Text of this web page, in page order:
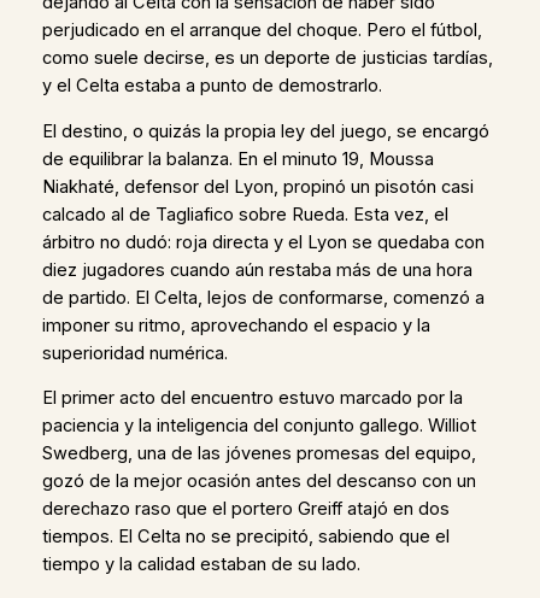
perjudicado en el arranque del choque. Pero el fútbol,
como suele decirse, es un deporte de justicias tardías,
y el Celta estaba a punto de demostrarlo.
El destino, o quizás la propia ley del juego, se encargó
de equilibrar la balanza. En el minuto 19, Moussa
Niakhaté, defensor del Lyon, propinó un pisotón casi
calcado al de Tagliafico sobre Rueda. Esta vez, el
árbitro no dudó: roja directa y el Lyon se quedaba con
diez jugadores cuando aún restaba más de una hora
de partido. El Celta, lejos de conformarse, comenzó a
imponer su ritmo, aprovechando el espacio y la
superioridad numérica.
El primer acto del encuentro estuvo marcado por la
paciencia y la inteligencia del conjunto gallego. Williot
Swedberg, una de las jóvenes promesas del equipo,
gozó de la mejor ocasión antes del descanso con un
derechazo raso que el portero Greiff atajó en dos
tiempos. El Celta no se precipitó, sabiendo que el
tiempo y la calidad estaban de su lado.